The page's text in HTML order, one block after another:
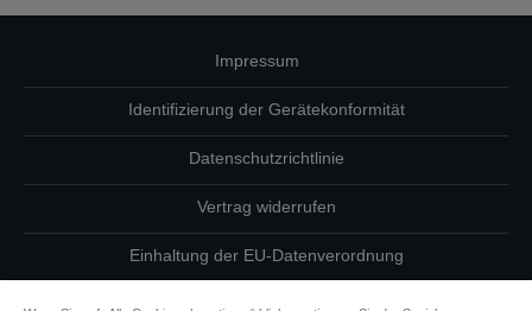
Impressum
Identifizierung der Gerätekonformität
Datenschutzrichtlinie
Vertrag widerrufen
Einhaltung der EU-Datenverordnung